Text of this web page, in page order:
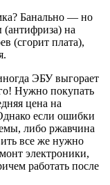
Банально — но
(антифриза) на
(сгорит плата),
ЭБУ выгорает
Нужно покупать
цена на
если ошибки
либо ржавчина
все же нужно
электроники,
работать после